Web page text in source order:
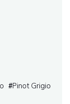
#Pinot Grigio